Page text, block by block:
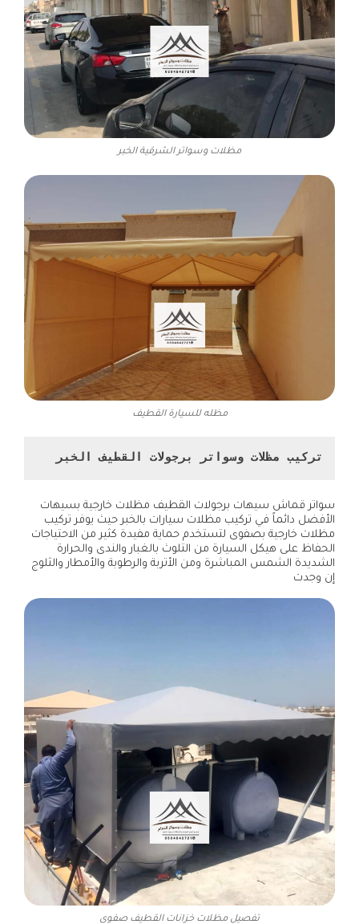
مظلات وسواتر الشرقية الخبر
مظله للسيارة القطيف
تركيب مظلات وسواتر برجولات القطيف الخبر
سواتر قماش سيهات برجولات القطيف مظلات خارجية بسيهات
الأفضل دائماً في تركيب مظلات سيارات بالخبر حيث يوفر تركيب
مظلات خارجية بصفوى لتستخدم حماية مفيدة كثير من الاحتياجات
الحفاظ على هيكل السيارة من التلوث بالغبار والندى والحرارة
الشديدة الشمس المباشرة ومن الأتربة والرطوبة والأمطار والثلوج
إن وجدت
تفصيل مظلات خزانات القطيف صفوى